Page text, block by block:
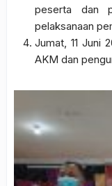
peserta dan
pelaksanaan
Jumat, 11 Juni
AKM dan